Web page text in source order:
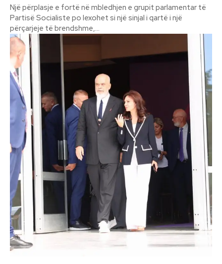
Një përplasje e fortë në mbledhjen e grupit parlamentar të
Partisë Socialiste po lexohet si një sinjal i qartë i një
përçarjeje të brendshme,...